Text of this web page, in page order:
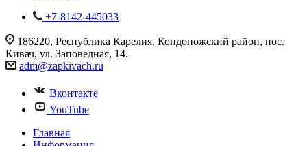
+7-8142-445033
186220, Республика Карелия, Кондопожский район, пос.
Кивач, ул. Заповедная, 14.
adm@zapkivach.ru
Вконтакте
YouTube
Главная